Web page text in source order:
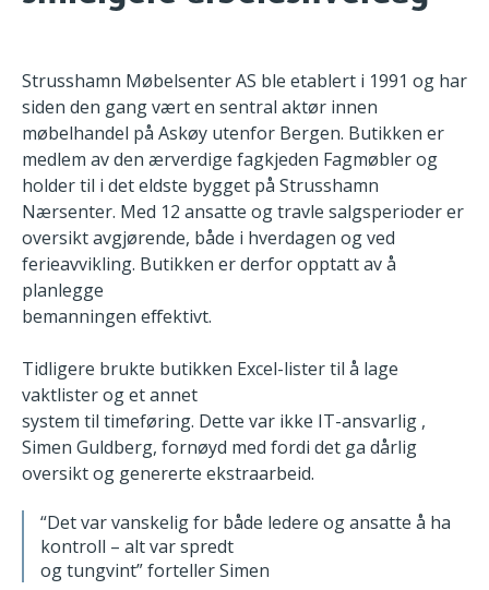
Strusshamn Møbelsenter AS ble etablert i 1991 og har
siden den gangvært en sentral aktør innen
møbelhandel på Askøy utenfor Bergen. Butikken er
medlem av den ærverdige fagkjeden Fagmøbler og
holder til i det eldste bygget på Strusshamn
Nærsenter. Med 12 ansatte og travle salgsperioder er
oversikt avgjørende, både i hverdagen og ved
ferieavvikling. Butikken er derfor opptatt av å
planlegge
bemanningen effektivt.
Tidligere brukte butikken Excel-lister til å lage
vaktlister og et annet
system til timeføring. Dette var ikke IT-ansvarlig ,
Simen Guldberg, fornøyd med fordi det ga dårlig
oversikt og genererte ekstraarbeid.
“Det var vanskelig for både ledere og ansatte å ha
kontroll – alt var spredt
og tungvint”forteller Simen